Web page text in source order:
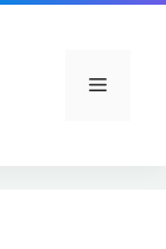
Menu